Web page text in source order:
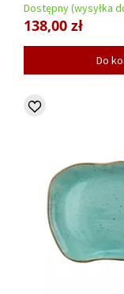
Dostępny (wysyłka
138,00 zł
Do